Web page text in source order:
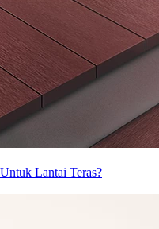
Lantai Teras?